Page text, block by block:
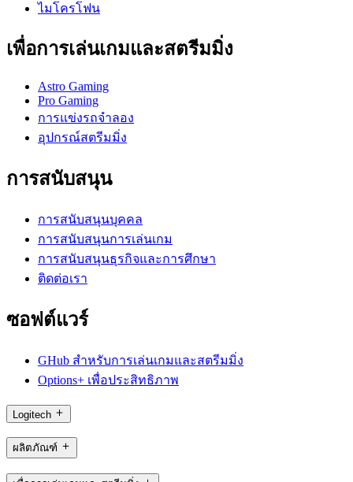
ไมโครโฟน
เพื่อการเล่นเกมและสตรีมมิ่ง
Astro Gaming
Pro Gaming
การแข่งรถจำลอง
อุปกรณ์สตรีมมิ่ง
การสนับสนุน
การสนับสนุนบุคคล
การสนับสนุนการเล่นเกม
การสนับสนุนธุรกิจและการศึกษา
ติดต่อเรา
ซอฟต์แวร์
GHub สำหรับการเล่นเกมและสตรีมมิ่ง
Options+ เพื่อประสิทธิภาพ
Logitech
ผลิตภัณฑ์